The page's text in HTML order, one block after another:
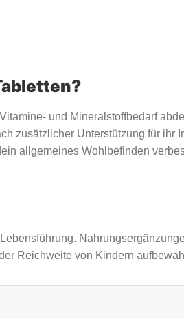
und Mineralstoffbedarf
zusätzlicher Unterstützung für ihr
allgemeines Wohlbefinden
Reichweite von Kindern